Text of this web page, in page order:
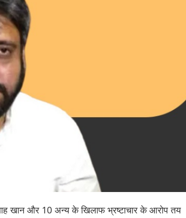
खान और 10 अन्य के खिलाफ भ्रष्टाचार के आरोप तय